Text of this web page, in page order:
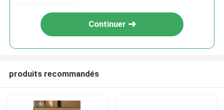
Continuer
produits recommandés